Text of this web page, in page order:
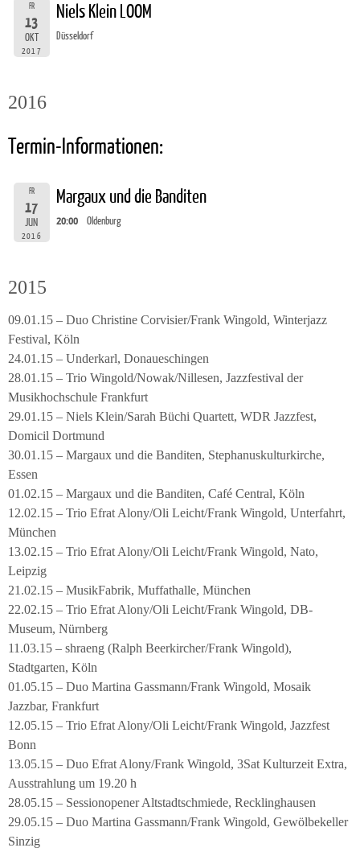
FR
13
OKT
2017
Niels Klein LOOM
Düsseldorf
2016
Termin-Informationen:
FR
17
JUN
2016
Margaux und die Banditen
20:00 Oldenburg
2015
09.01.15 – Duo Christine Corvisier/Frank Wingold, Winterjazz
Festival, Köln
24.01.15 – Underkarl, Donaueschingen
28.01.15 – Trio Wingold/Nowak/Nillesen, Jazzfestival der
Musikhochschule Frankfurt
29.01.15 – Niels Klein/Sarah Büchi Quartett, WDR Jazzfest,
Domicil Dortmund
30.01.15 – Margaux und die Banditen, Stephanuskulturkirche,
Essen
01.02.15 – Margaux und die Banditen, Café Central, Köln
12.02.15 – Trio Efrat Alony/Oli Leicht/Frank Wingold, Unterfahrt,
München
13.02.15 – Trio Efrat Alony/Oli Leicht/Frank Wingold, Nato,
Leipzig
21.02.15 – MusikFabrik, Muffathalle, München
22.02.15 – Trio Efrat Alony/Oli Leicht/Frank Wingold, DB-
Museum, Nürnberg
11.03.15 – shraeng (Ralph Beerkircher/Frank Wingold),
Stadtgarten, Köln
01.05.15 – Duo Martina Gassmann/Frank Wingold, Mosaik
Jazzbar, Frankfurt
12.05.15 – Trio Efrat Alony/Oli Leicht/Frank Wingold, Jazzfest
Bonn
13.05.15 – Duo Efrat Alony/Frank Wingold, 3Sat Kulturzeit Extra,
Ausstrahlung um 19.20 h
28.05.15 – Sessionopener Altstadtschmiede, Recklinghausen
29.05.15 – Duo Martina Gassmann/Frank Wingold, Gewölbekeller
Sinzig